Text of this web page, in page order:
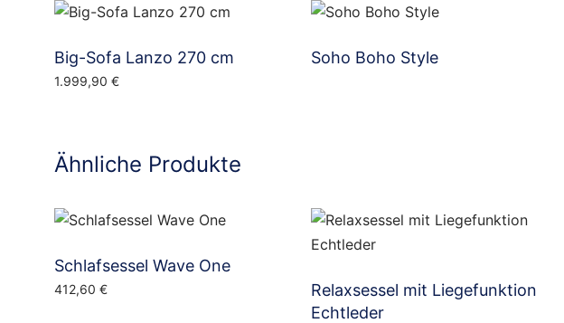
Big-Sofa Lanzo 270 cm
1.999,90 €
Soho Boho Style
Ähnliche Produkte
Schlafsessel Wave One
412,60 €
Relaxsessel mit Liegefunktion
Echtleder